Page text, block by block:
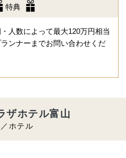
特典
人数によって最大120万円相当
ンナーまでお問い合わせくだ
ホテル
ザホテル富山